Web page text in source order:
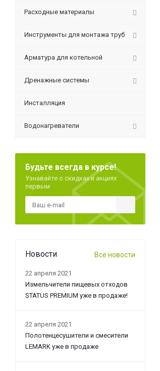
Расходные материалы
Инструменты для монтажа труб
Арматура для котельной
Дренажные системы
Инсталляция
Водонагреватели
Будьте всегда в курсе!
Узнавайте о скидках и акциях
первым
Новости Все новости
22 апреля 2021
Измельчители пищевых отходов
STATUS PREMIUM уже в продаже!
22 апреля 2021
Полотенцесушители и смесители
LEMARK уже в продаже